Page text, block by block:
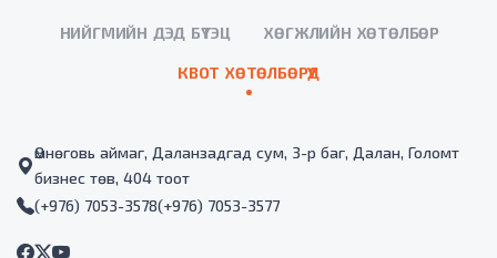
НИЙГМИЙН ДЭД БҮТЭЦ ХӨГЖЛИЙН ХӨТӨЛБӨР
КВОТ ХӨТӨЛБӨРҮҮД
Өмнөговь аймаг, Даланзадгад сум, 3-р баг, Далан, Голомт
бизнес төв, 404 тоот
(+976) 7053-3578(+976) 7053-3577